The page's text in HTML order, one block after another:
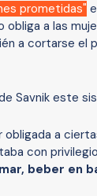
prometidas"
a las
a cortarse el
Savnik este
obligada a
con
beber en